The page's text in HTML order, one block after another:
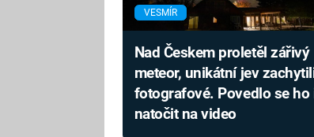
VESMÍR
Nad Českem proletěl zářivý
meteor, unikátní jev
fotografové. Povedlo se ho
natočit na video